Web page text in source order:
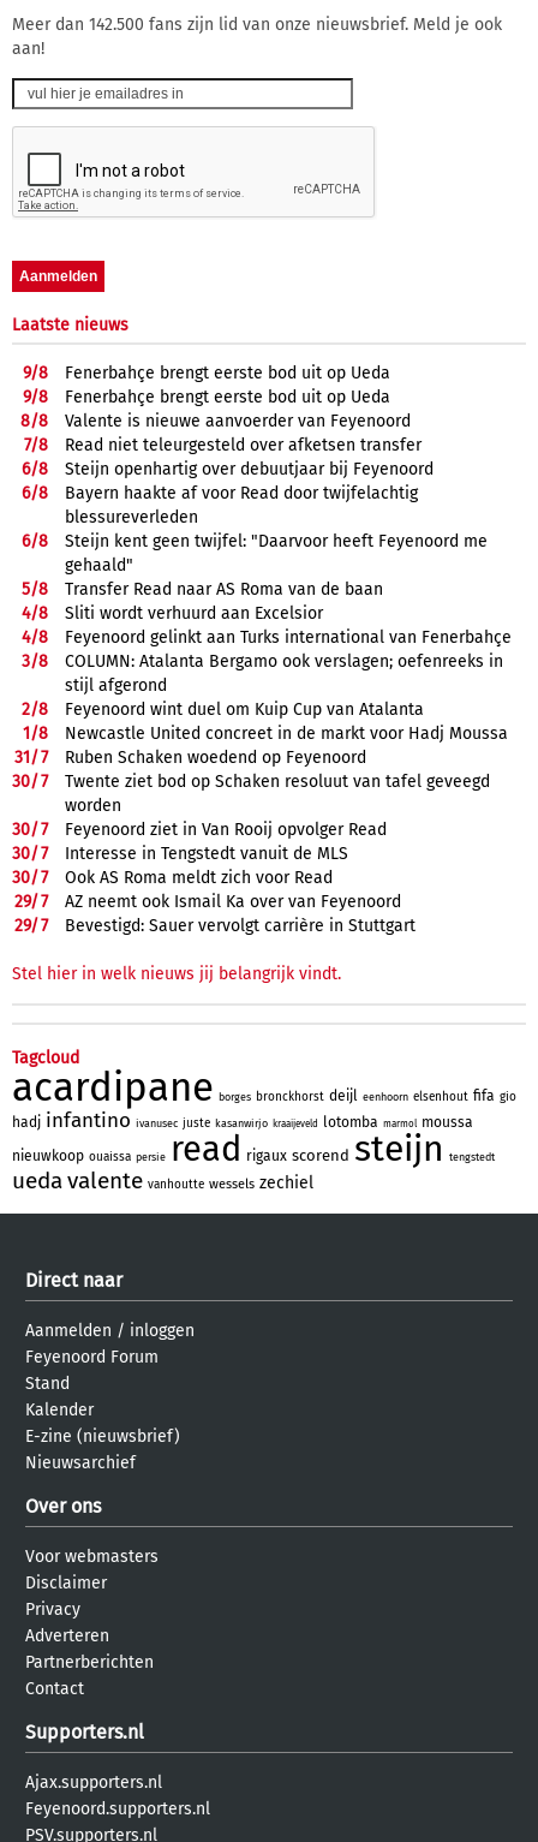
Meer dan 142.500 fans zijn lid van onze nieuwsbrief. Meld je ook
aan!
Laatste nieuws
9/8
Fenerbahçe brengt eerste bod uit op Ueda
9/8
Fenerbahçe brengt eerste bod uit op Ueda
8/8
Valente is nieuwe aanvoerder van Feyenoord
7/8
Read niet teleurgesteld over afketsen transfer
6/8
Steijn openhartig over debuutjaar bij Feyenoord
6/8
Bayern haakte af voor Read door twijfelachtig
blessureverleden
6/8
Steijn kent geen twijfel: "Daarvoor heeft Feyenoord me
gehaald"
5/8
Transfer Read naar AS Roma van de baan
4/8
Sliti wordt verhuurd aan Excelsior
4/8
Feyenoord gelinkt aan Turks international van Fenerbahçe
3/8
COLUMN: Atalanta Bergamo ook verslagen; oefenreeks in
stijl afgerond
2/8
Feyenoord wint duel om Kuip Cup van Atalanta
1/8
Newcastle United concreet in de markt voor Hadj Moussa
31/7
Ruben Schaken woedend op Feyenoord
30/7
Twente ziet bod op Schaken resoluut van tafel geveegd
worden
30/7
Feyenoord ziet in Van Rooij opvolger Read
30/7
Interesse in Tengstedt vanuit de MLS
30/7
Ook AS Roma meldt zich voor Read
29/7
AZ neemt ook Ismail Ka over van Feyenoord
29/7 Bevestigd: Sauer vervolgt carrière in Stuttgart
Stel hier in welk nieuws jij belangrijk vindt.
Tagcloud
acardipane borges bronckhorst deijl eenhoorn elsenhout fifa gio
hadj infantino ivanusec juste kasanwirjo kraaijeveld lotomba marmol
moussa
nieuwkoop ouaissa persie read rigaux scorend steijn tengstedt
uedavalente vanhoutte wessels zechiel
Direct naar
Aanmelden / inloggen
Feyenoord Forum
Stand
Kalender
E-zine (nieuwsbrief)
Nieuwsarchief
Over ons
Voor webmasters
Disclaimer
Privacy
Adverteren
Partnerberichten
Contact
Supporters.nl
Ajax.supporters.nl
Feyenoord.supporters.nl
PSV.supporters.nl